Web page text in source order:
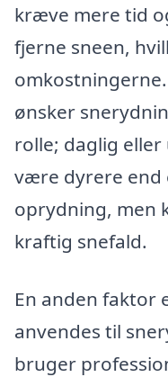
kræve mere tid
fjerne sneen,
ønsker
rolle; daglig
være dyrere end
oprydning, men
kraftig snefald.
En anden faktor
anvendes til
bruger